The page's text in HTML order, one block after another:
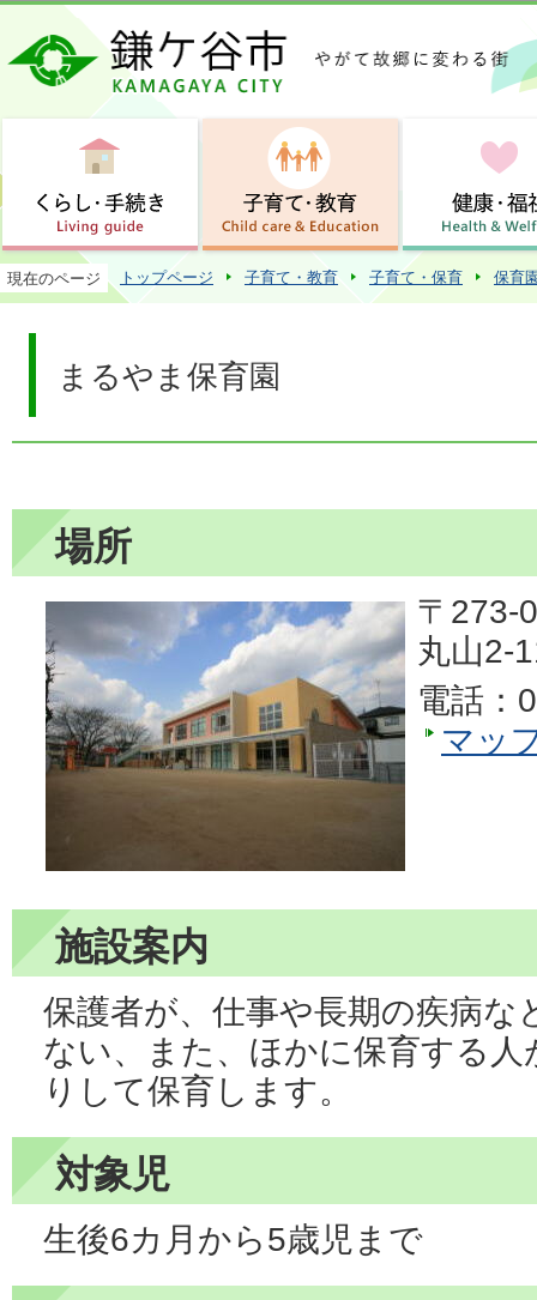
この
現在のページ トップページ 子育て・教育 子育て・保育 保育
まるやま保育園
場所
〒273-
丸山2-
電話：
マッ
施設案内
保護者が、仕事や長期の疾病な
ない、また、ほかに保育する
りして保育します。
対象児
生後6カ月から5歳児まで